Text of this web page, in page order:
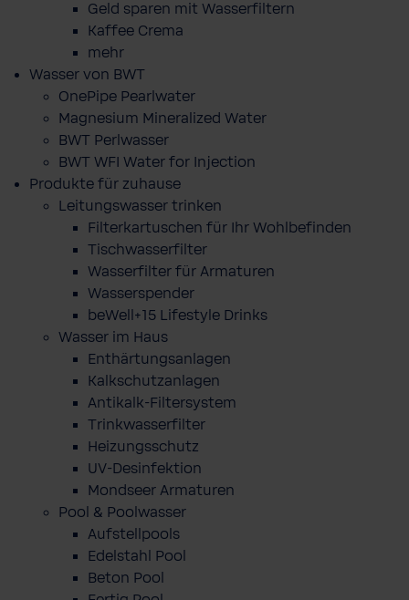
Geld sparen mit Wasserfiltern
Kaffee Crema
mehr
Wasser von BWT
OnePipe Pearlwater
Magnesium Mineralized Water
BWT Perlwasser
BWT WFI Water for Injection
Produkte für zuhause
Leitungswasser trinken
Filterkartuschen für Ihr Wohlbefinden
Tischwasserfilter
Wasserfilter für Armaturen
Wasserspender
beWell+15 Lifestyle Drinks
Wasser im Haus
Enthärtungsanlagen
Kalkschutzanlagen
Antikalk-Filtersystem
Trinkwasserfilter
Heizungsschutz
UV-Desinfektion
Mondseer Armaturen
Pool & Poolwasser
Aufstellpools
Edelstahl Pool
Beton Pool